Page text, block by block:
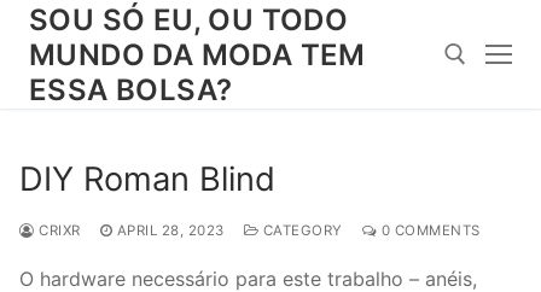
Skip
content
SOU SÓ EU, OU TODO
MUNDO DA MODA TEM
ESSA BOLSA?
DIY Roman Blind
CRIXR APRIL 28, 2023 CATEGORY 0 COMMENTS
O hardware necessário para este trabalho – anéis,